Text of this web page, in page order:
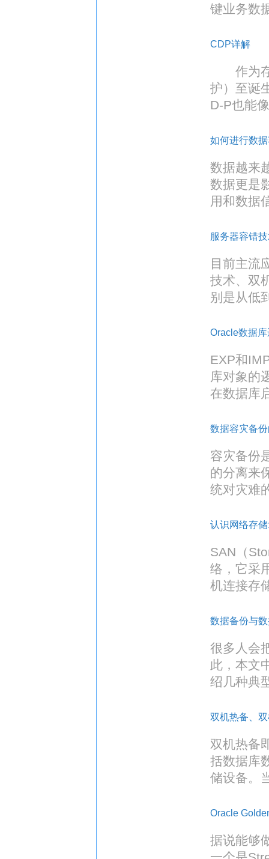
键业务数
CDP详解
作为存
护）至诞
D-P也能
如何进行数
数据越来
数据更是
用和数据
服务器容错
目前主流
技术、双
别是从低
Oracle数据
EXP和
库对象的
在数据库
数据容灾备
容灾备份
的分离来
统对灾难
认识网络存
SAN（
络，它采
机连接存
数据备份与
很多人会
此，本文
绍几种典
双机热备、
双机热备
括数据库
储设备。
Oracle
据说能够